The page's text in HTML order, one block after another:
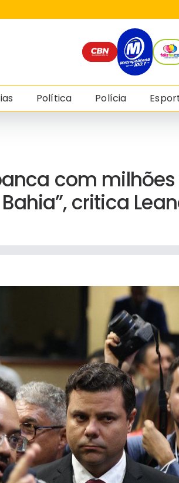
Política Polícia
com
critica